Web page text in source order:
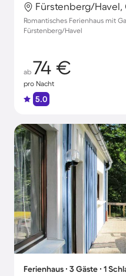
Fürstenberg/
Romantisches Ferienhaus mit
Fürstenberg/Havel
ab 74 €
pro Nacht
5.0
Ferienhaus ∙ 3 Gäste ∙ 1